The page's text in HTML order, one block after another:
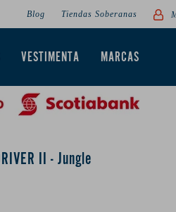
VESTIMENTA MARCAS
Blog Tiendas Soberanas
II - Jungle